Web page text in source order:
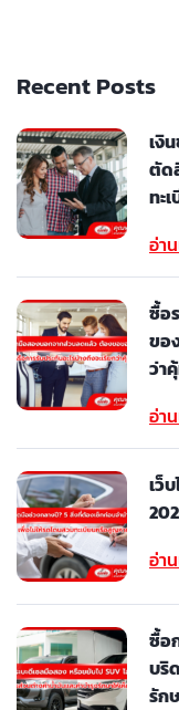
Recent Posts
เงิ
ตัด
ทะ
อ่า
ซื้อ
ขอ
ว่า
อ่า
เว็
อ่า
ซื้อ
บริ
รัก